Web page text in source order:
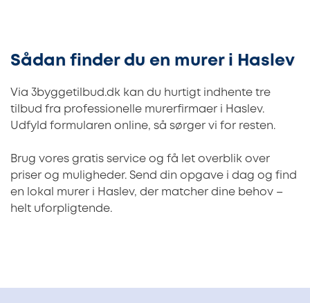
Sådan finder du en murer i Haslev
Via 3byggetilbud.dk kan du hurtigt indhente tre
tilbud fra professionelle murerfirmaer i Haslev.
Udfyld formularen online, så sørger vi for resten.
Brug vores gratis service og få let overblik over
priser og muligheder. Send din opgave i dag og find
en lokal murer i Haslev, der matcher dine behov –
helt uforpligtende.